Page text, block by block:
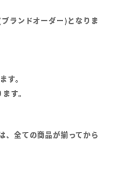
ランドオーダー)となりま
す。
す。
、全ての商品が揃ってから